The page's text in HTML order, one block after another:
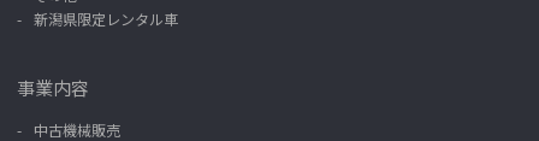
新潟県限定レンタル車
事業内容
中古機械販売